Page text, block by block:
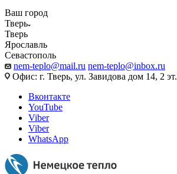
Ваш город
Тверь
Тверь
Ярославль
Севастополь
nem-teplo@mail.ru nem-teplo@inbox.ru
Офис: г. Тверь, ул. Завидова дом 14, 2 эт.
Вконтакте
YouTube
Viber
Viber
WhatsApp